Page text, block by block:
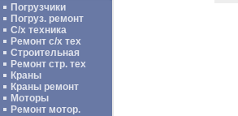
Погрузчики
Погруз. ремонт
С/х техника
Ремонт с/х тех
Строительная
Ремонт стр. тех
Краны
Краны ремонт
Моторы
Ремонт мотор.